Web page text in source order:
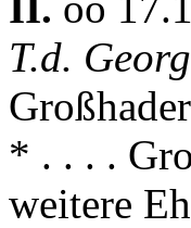
T.d.
* . . . .
weitere